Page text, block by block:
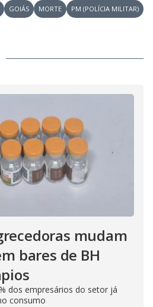
GOIÁS MORTE PM (POLÍCIA MILITAR)
mudam
bares de BH
dos empresários do setor já
consumo